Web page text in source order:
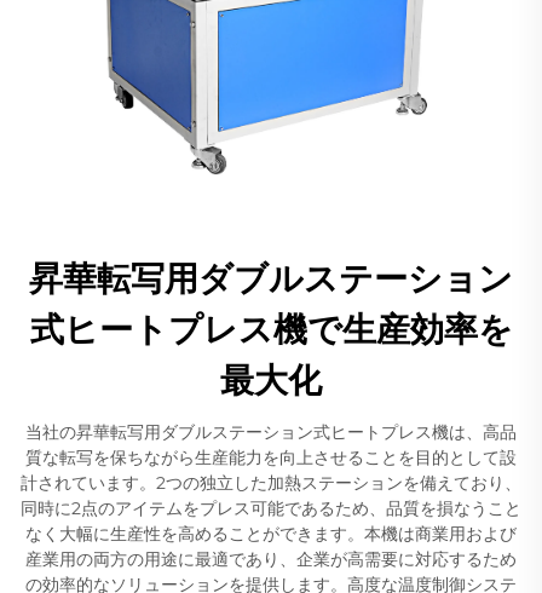
昇華転写用ダブルステーション
式ヒートプレス機で生産効率を
最大化
当社の昇華転写用ダブルステーション式ヒートプレス機は、高品
質な転写を保ちながら生産能力を向上させることを目的として設
計されています。2つの独立した加熱ステーションを備えており、
同時に2点のアイテムをプレス可能であるため、品質を損なうこと
なく大幅に生産性を高めることができます。本機は商業用および
産業用の両方の用途に最適であり、企業が高需要に対応するため
の効率的なソリューションを提供します。高度な温度制御システ